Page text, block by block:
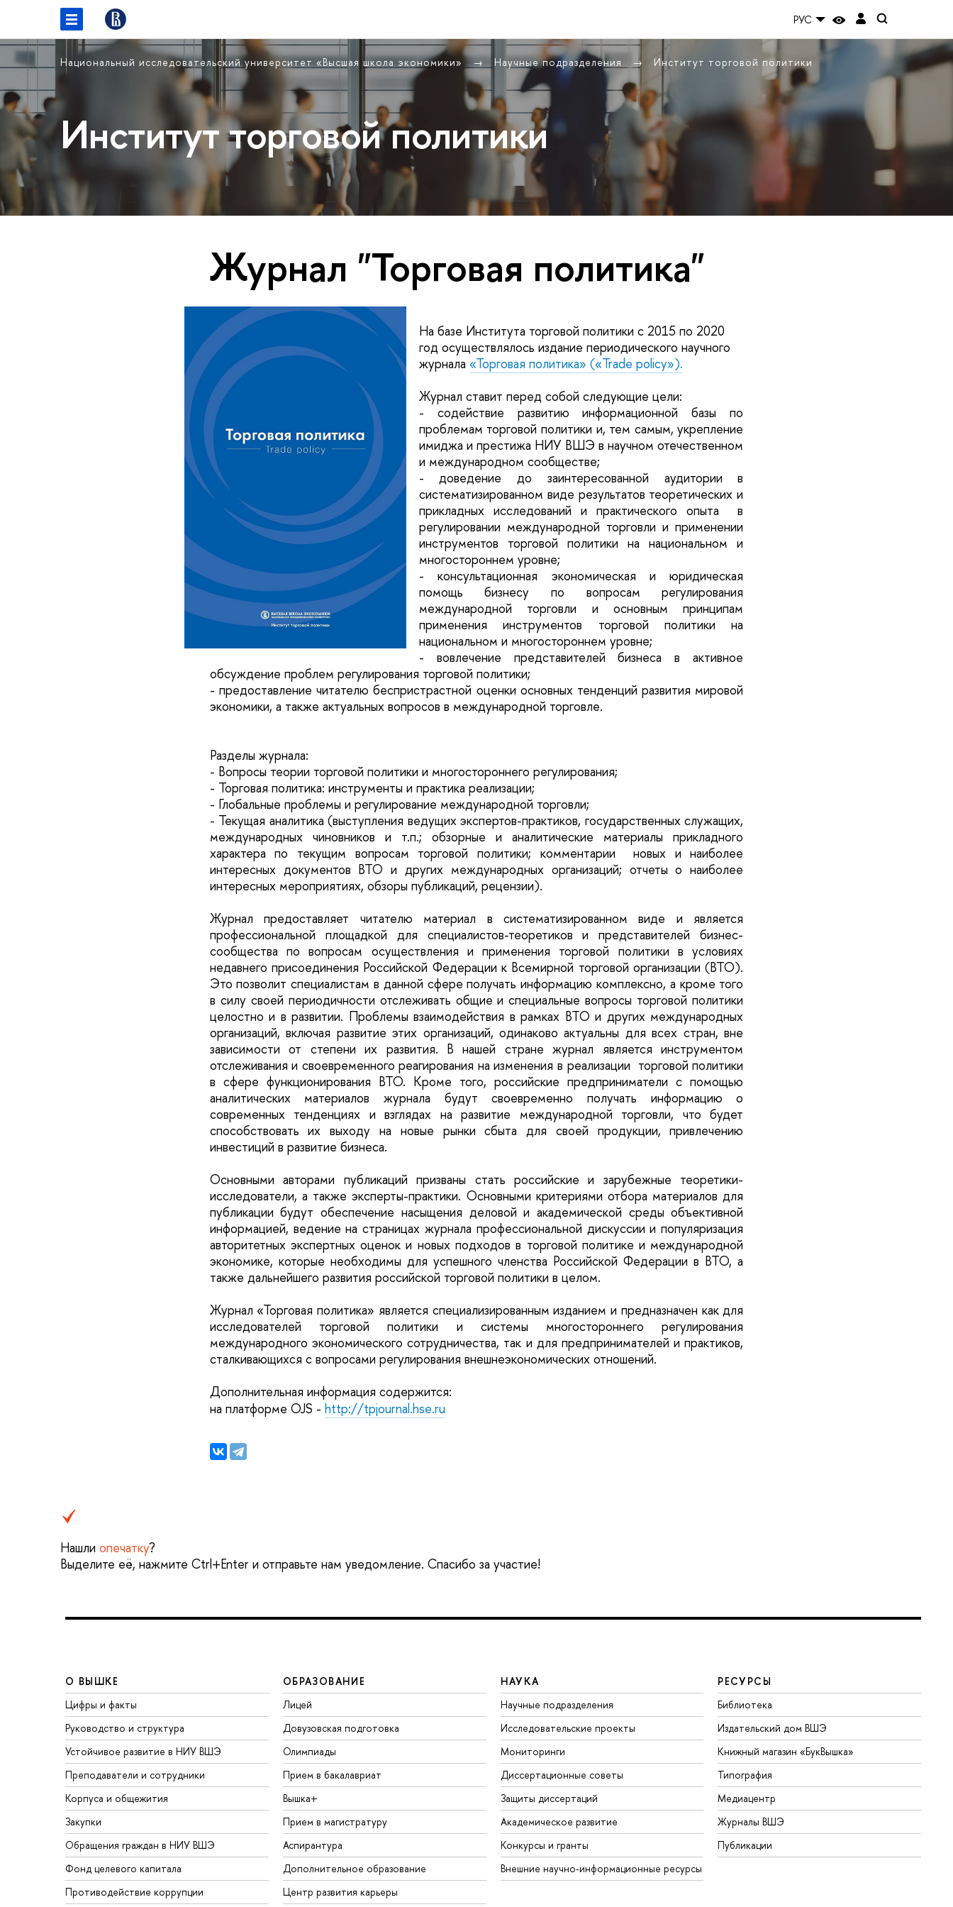
РУС
Национальный исследовательский университет «Высшая школа экономики» Научные подразделения Институт торговой политики
Институт торговой политики
Журнал "Торговая политика"
На базе Института торговой политики с 2015 по 2020
год осуществлялось издание периодического научного
журнала «Торговая политика» («Trade policy»).
Журнал ставит перед собой следующие цели:
- содействие развитию информационной базы по
проблемам торговой политики и, тем самым, укрепление
имиджа и престижа НИУ ВШЭ в научном отечественном
и международном сообществе;
- доведение до заинтересованной аудитории в
систематизированном виде результатов теоретических и
прикладных исследований и практического опыта в
регулировании международной торговли и применении
инструментов торговой политики на национальном и
многостороннем уровне;
- консультационная экономическая и юридическая
помощь бизнесу по вопросам регулирования
международной торговли и основным принципам
применения инструментов торговой политики на
национальном и многостороннем уровне;
- вовлечение представителей бизнеса в активное
обсуждение проблем регулирования торговой политики;
- предоставление читателю беспристрастной оценки основных тенденций развития мировой
экономики, а также актуальных вопросов в международной торговле.
Разделы журнала:
- Вопросы теории торговой политики и многостороннего регулирования;
- Торговая политика: инструменты и практика реализации;
- Глобальные проблемы и регулирование международной торговли;
- Текущая аналитика (выступления ведущих экспертов-практиков, государственных служащих,
международных чиновников и т.п.; обзорные и аналитические материалы прикладного
характера по текущим вопросам торговой политики; комментарии новых и наиболее
интересных документов ВТО и других международных организаций; отчеты о наиболее
интересных мероприятиях, обзоры публикаций, рецензии).
Журнал предоставляет читателю материал в систематизированном виде и является
профессиональной площадкой для специалистов-теоретиков и представителей бизнес-
сообщества по вопросам осуществления и применения торговой политики в условиях
недавнего присоединения Российской Федерации к Всемирной торговой организации (ВТО).
Это позволит специалистам в данной сфере получать информацию комплексно, а кроме того
в силу своей периодичности отслеживать общие и специальные вопросы торговой политики
целостно и в развитии. Проблемы взаимодействия в рамках ВТО и других международных
организаций, включая развитие этих организаций, одинаково актуальны для всех стран, вне
зависимости от степени их развития. В нашей стране журнал является инструментом
отслеживания и своевременного реагирования на изменения в реализации торговой политики
в сфере функционирования ВТО. Кроме того, российские предприниматели с помощью
аналитических материалов журнала будут своевременно получать информацию о
современных тенденциях и взглядах на развитие международной торговли, что будет
способствовать их выходу на новые рынки сбыта для своей продукции, привлечению
инвестиций в развитие бизнеса.
Основными авторами публикаций призваны стать российские и зарубежные теоретики-
исследователи, а также эксперты-практики. Основными критериями отбора материалов для
публикации будут обеспечение насыщения деловой и академической среды объективной
информацией, ведение на страницах журнала профессиональной дискуссии и популяризация
авторитетных экспертных оценок и новых подходов в торговой политике и международной
экономике, которые необходимы для успешного членства Российской Федерации в ВТО, а
также дальнейшего развития российской торговой политики в целом.
Журнал «Торговая политика» является специализированным изданием и предназначен как для
исследователей торговой политики и системы многостороннего регулирования
международного экономического сотрудничества, так и для предпринимателей и практиков,
сталкивающихся с вопросами регулирования внешнеэкономических отношений.
Дополнительная информация содержится:
на платформе OJS - http://tpjournal.hse.ru
Нашли опечатку?
Выделите её, нажмите Ctrl+Enter и отправьте нам уведомление. Спасибо за участие!
О ВЫШКЕ
Цифры и факты
Руководство и структура
Устойчивое развитие в НИУ ВШЭ
Преподаватели и сотрудники
Корпуса и общежития
Закупки
Обращения граждан в НИУ ВШЭ
Фонд целевого капитала
Противодействие коррупции
ОБРАЗОВАНИЕ
Лицей
Довузовская подготовка
Олимпиады
Прием в бакалавриат
Вышка+
Прием в магистратуру
Аспирантура
Дополнительное образование
Центр развития карьеры
НАУКА
Научные подразделения
Исследовательские проекты
Мониторинги
Диссертационные советы
Защиты диссертаций
Академическое развитие
Конкурсы и гранты
Внешние научно-информационные ресурсы
РЕСУРСЫ
Библиотека
Издательский дом ВШЭ
Книжный магазин «БукВышка»
Типография
Медиацентр
Журналы ВШЭ
Публикации